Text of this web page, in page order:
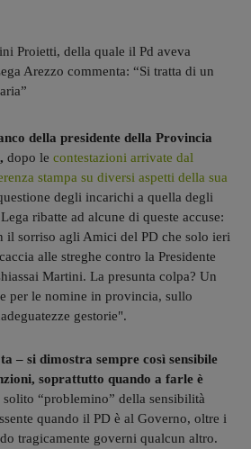
Proietti, della quale il Pd aveva
Arezzo commenta: “Si tratta di un
della presidente della Provincia
dopo le contestazioni arrivate dal
stampa su diversi aspetti della sua
degli incarichi a quella degli
ribatte ad alcune di queste accuse:
il sorriso agli Amici del PD che solo ieri
alle streghe contro la Presidente
Martini. La presunta colpa? Un
per le nomine in provincia, sullo
gestorie".
– si dimostra sempre così sensibile
soprattutto quando a farle è
solito “problemino” della sensibilità
quando il PD è al Governo, oltre i
tragicamente governi qualcun altro.